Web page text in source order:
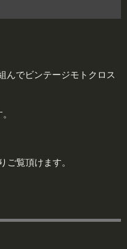
んでビンテージモトクロス
ご覧頂けます。